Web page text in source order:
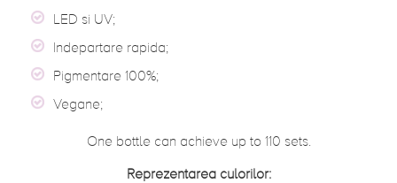
LED si UV;
Indepartare rapida;
Pigmentare 100%;
Vegane;
One bottle can achieve up to 110 sets.
Reprezentarea culorilor: